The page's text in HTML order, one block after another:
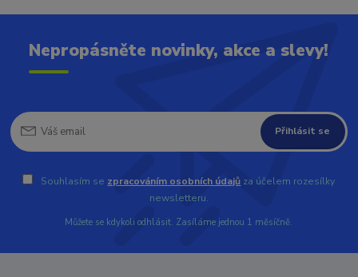
Nepropásněte novinky, akce a slevy!
Přihlásit se
Souhlasím se zpracováním osobních údajů za účelem rozesílky
newsletteru.
Můžete se kdykoli odhlásit. Zasíláme jednou 1 měsíčně.